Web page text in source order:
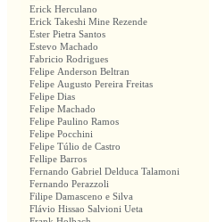
Erick Herculano
Erick Takeshi Mine Rezende
Ester Pietra Santos
Estevo Machado
Fabricio Rodrigues
Felipe Anderson Beltran
Felipe Augusto Pereira Freitas
Felipe Dias
Felipe Machado
Felipe Paulino Ramos
Felipe Pocchini
Felipe Túlio de Castro
Fellipe Barros
Fernando Gabriel Delduca Talamoni
Fernando Perazzoli
Filipe Damasceno e Silva
Flávio Hissao Salvioni Ueta